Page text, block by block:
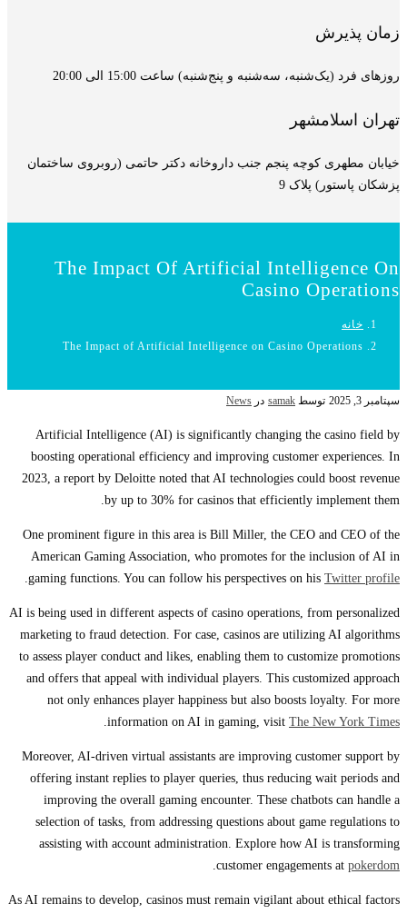
زمان پذیرش
روزهای فرد (یک‌شنبه، سه‌شنبه و پنج‌شنبه) ساعت 15:00 الی 20:00
تهران اسلامشهر
خیابان مطهری کوچه پنجم جنب داروخانه دکتر حاتمی (روبروی ساختمان
پزشکان پاستور) پلاک 9
The Impact Of Artificial Intelligence On
Casino Operations
خانه
The Impact of Artificial Intelligence on Casino Operations
سپتامبر 3, 2025 توسط samak در News
Artificial Intelligence (AI) is significantly changing the casino field by
boosting operational efficiency and improving customer experiences. In
2023, a report by Deloitte noted that AI technologies could boost revenue
by up to 30% for casinos that efficiently implement them.
One prominent figure in this area is Bill Miller, the CEO and CEO of the
American Gaming Association, who promotes for the inclusion of AI in
gaming functions. You can follow his perspectives on his Twitter profile
.
AI is being used in different aspects of casino operations, from personalized
marketing to fraud detection. For case, casinos are utilizing AI algorithms
to assess player conduct and likes, enabling them to customize promotions
and offers that appeal with individual players. This customized approach
not only enhances player happiness but also boosts loyalty. For more
information on AI in gaming, visit The New York Times
.
Moreover, AI-driven virtual assistants are improving customer support by
offering instant replies to player queries, thus reducing wait periods and
improving the overall gaming encounter. These chatbots can handle a
selection of tasks, from addressing questions about game regulations to
assisting with account administration. Explore how AI is transforming
customer engagements at pokerdom
.
As AI remains to develop, casinos must remain vigilant about ethical factors